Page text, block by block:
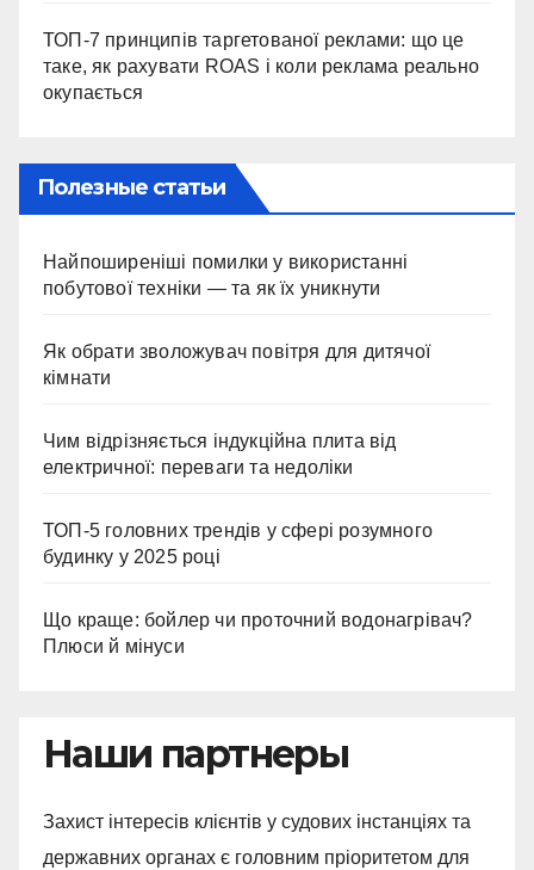
ТОП-7 принципів таргетованої реклами: що це
таке, як рахувати ROAS і коли реклама реально
окупається
Полезные статьи
Найпоширеніші помилки у використанні
побутової техніки — та як їх уникнути
Як обрати зволожувач повітря для дитячої
кімнати
Чим відрізняється індукційна плита від
електричної: переваги та недоліки
ТОП-5 головних трендів у сфері розумного
будинку у 2025 році
Що краще: бойлер чи проточний водонагрівач?
Плюси й мінуси
Наши партнеры
Захист інтересів клієнтів у судових інстанціях та
державних органах є головним пріоритетом для